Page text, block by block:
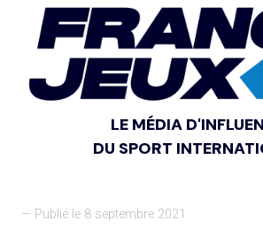
LE MÉDIA
DU SPORT
— Publié le 8 septembre 2021